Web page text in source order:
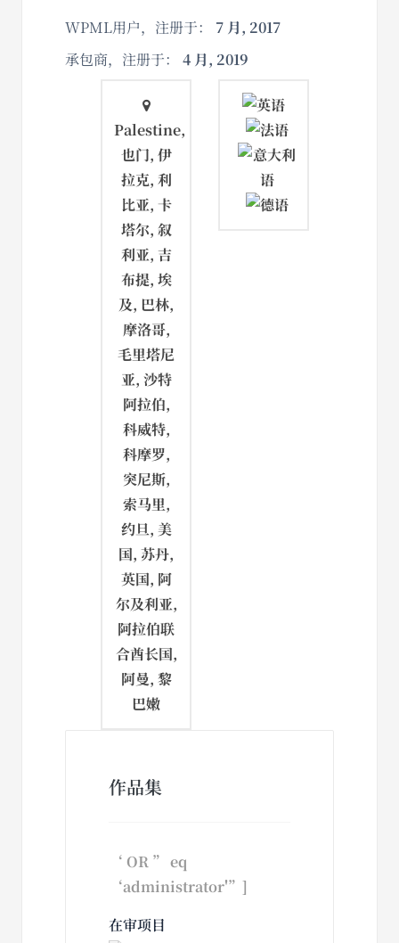
WPML用户，注册于： 7 月, 2017
承包商，注册于： 4 月, 2019
Palestine,
也门, 伊
拉克, 利
比亚, 卡
塔尔, 叙
利亚, 吉
布提, 埃
及, 巴林,
摩洛哥,
毛里塔尼
亚, 沙特
阿拉伯,
科威特,
科摩罗,
突尼斯,
索马里,
约旦, 美
国, 苏丹,
英国, 阿
尔及利亚,
阿拉伯联
合酋长国,
阿曼, 黎
巴嫩
作品集
‘ OR ” eq
‘administrator'”]
在审项目